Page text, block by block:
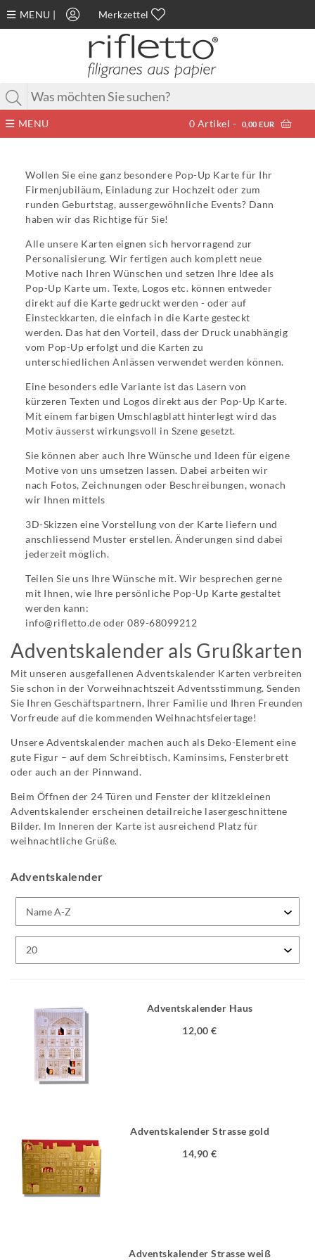
MENU Merkzettel
MENU 0 Artikel - 0,00 EUR
Wollen Sie eine ganz besondere Pop-Up Karte für Ihr
Firmenjubiläum, Einladung zur Hochzeit oder zum
runden Geburtstag, aussergewöhnliche Events? Dann
haben wir das Richtige für Sie!
Alle unsere Karten eignen sich hervorragend zur
Personalisierung. Wir fertigen auch komplett neue
Motive nach Ihren Wünschen und setzen Ihre Idee als
Pop-Up Karte um. Texte, Logos etc. können entweder
direkt auf die Karte gedruckt werden - oder auf
Einsteckkarten, die einfach in die Karte gesteckt
werden. Das hat den Vorteil, dass der Druck unabhängig
vom Pop-Up erfolgt und die Karten zu
unterschiedlichen Anlässen verwendet werden können.
Eine besonders edle Variante ist das Lasern von
kürzeren Texten und Logos direkt aus der Pop-Up Karte.
Mit einem farbigen Umschlagblatt hinterlegt wird das
Motiv äusserst wirkungsvoll in Szene gesetzt.
Sie können aber auch Ihre Wünsche und Ideen für eigene
Motive von uns umsetzen lassen. Dabei arbeiten wir
nach Fotos, Zeichnungen oder Beschreibungen, wonach
wir Ihnen mittels
3D-Skizzen eine Vorstellung von der Karte liefern und
anschliessend Muster erstellen. Änderungen sind dabei
jederzeit möglich.
Teilen Sie uns Ihre Wünsche mit. Wir besprechen gerne
mit Ihnen, wie Ihre persönliche Pop-Up Karte gestaltet
werden kann:
info@rifletto.de oder 089-68099212
Adventskalender als Grußkarten
Mit unseren ausgefallenen Adventskalender Karten verbreiten
Sie schon in der Vorweihnachtszeit Adventsstimmung. Senden
Sie Ihren Geschäftspartnern, Ihrer Familie und Ihren Freunden
Vorfreude auf die kommenden Weihnachtsfeiertage!
Unsere Adventskalender machen auch als Deko-Element eine
gute Figur – auf dem Schreibtisch, Kaminsims, Fensterbrett
oder auch an der Pinnwand.
Beim Öffnen der 24 Türen und Fenster der klitzekleinen
Adventskalender erscheinen detailreiche lasergeschnittene
Bilder. Im Inneren der Karte ist ausreichend Platz für
weihnachtliche Grüße.
Adventskalender
Adventskalender Haus
12,00 €
Adventskalender Strasse gold
14,90 €
Adventskalender Strasse weiß